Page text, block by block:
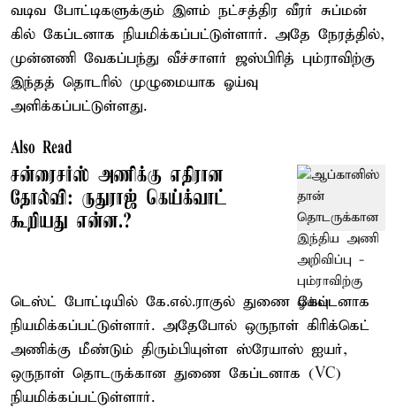
வடிவ போட்டிகளுக்கும் இளம் நட்சத்திர வீரர் சுப்மன்
கில் கேப்டனாக நியமிக்கப்பட்டுள்ளார். அதே நேரத்தில்,
முன்னணி வேகப்பந்து வீச்சாளர் ஜஸ்பிரித் பும்ராவிற்கு
இந்தத் தொடரில் முழுமையாக ஓய்வு
அளிக்கப்பட்டுள்ளது.
Also Read
சன்ரைசர்ஸ் அணிக்கு எதிரான
தோல்வி: ருதுராஜ் கெய்க்வாட்
கூறியது என்ன.?
டெஸ்ட் போட்டியில் கே.எல்.ராகுல் துணை கேப்டனாக
நியமிக்கப்பட்டுள்ளார். அதேபோல் ஒருநாள் கிரிக்கெட்
அணிக்கு மீண்டும் திரும்பியுள்ள ஸ்ரேயாஸ் ஐயர்,
ஒருநாள் தொடருக்கான துணை கேப்டனாக (VC)
நியமிக்கப்பட்டுள்ளார்.